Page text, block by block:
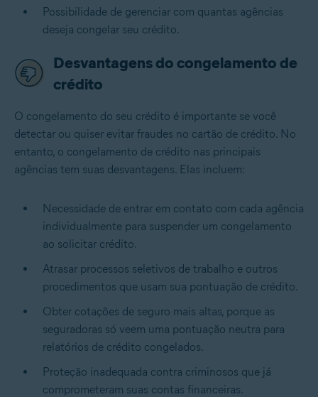
Possibilidade de gerenciar com quantas agências
deseja congelar seu crédito.
Desvantagens do congelamento de
crédito
O congelamento do seu crédito é importante se você
detectar ou quiser evitar fraudes no cartão de crédito. No
entanto, o congelamento de crédito nas principais
agências tem suas desvantagens. Elas incluem:
Necessidade de entrar em contato com cada agência
individualmente para suspender um congelamento
ao solicitar crédito.
Atrasar processos seletivos de trabalho e outros
procedimentos que usam sua pontuação de crédito.
Obter cotações de seguro mais altas, porque as
seguradoras só veem uma pontuação neutra para
relatórios de crédito congelados.
Proteção inadequada contra criminosos que já
comprometeram suas contas financeiras.